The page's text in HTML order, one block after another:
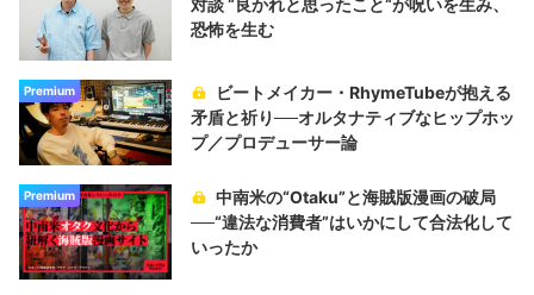
恐怖を生む
Premium
ビートメイカー・RhymeTubeが抱える
矛盾と祈り──オルタナティブなヒップホッ
プ／プロデューサー論
Premium
中南米の“Otaku”と海賊版漫画の破局
──“違法な消費者”はいかにして合法化して
いったか